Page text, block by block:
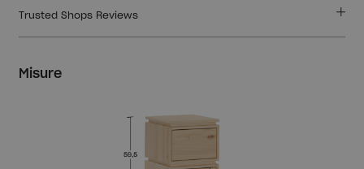
Misure
Trusted Shops Reviews